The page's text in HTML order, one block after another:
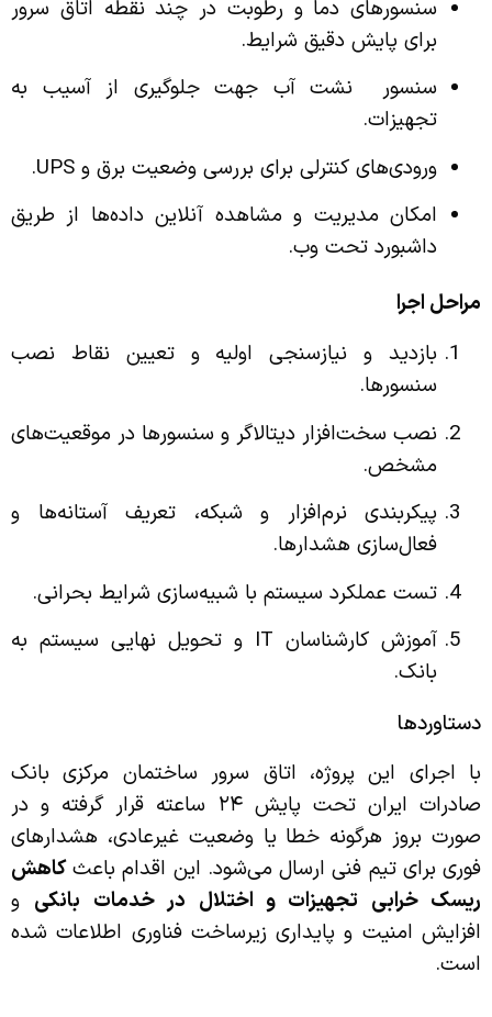
سنسورهای دما و رطوبت در چند نقطه اتاق سرور
برای پایش دقیق شرایط.
سنسور نشت آب جهت جلوگیری از آسیب به
تجهیزات.
ورودی‌های کنترلی برای بررسی وضعیت برق و UPS.
امکان مدیریت و مشاهده آنلاین داده‌ها از طریق
داشبورد تحت وب.
مراحل اجرا
بازدید و نیازسنجی اولیه و تعیین نقاط نصب
سنسورها.
نصب سخت‌افزار دیتالاگر و سنسورها در موقعیت‌های
مشخص.
پیکربندی نرم‌افزار و شبکه، تعریف آستانه‌ها و
فعال‌سازی هشدارها.
تست عملکرد سیستم با شبیه‌سازی شرایط بحرانی.
آموزش کارشناسان IT و تحویل نهایی سیستم به
بانک.
دستاوردها
با اجرای این پروژه، اتاق سرور ساختمان مرکزی بانک
صادرات ایران تحت پایش ۲۴ ساعته قرار گرفته و در
صورت بروز هرگونه خطا یا وضعیت غیرعادی، هشدارهای
فوری برای تیم فنی ارسال می‌شود. این اقدام باعثکاهش
ریسک خرابی تجهیزات و اختلال در خدمات بانکی و
افزایش امنیت و پایداری زیرساخت فناوری اطلاعات شده
است.